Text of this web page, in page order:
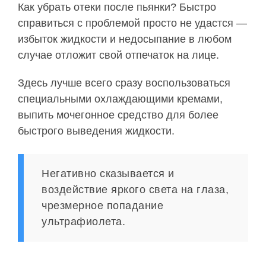
Как убрать отеки после пьянки? Быстро
справиться с проблемой просто не удастся —
избыток жидкости и недосыпание в любом
случае отложит свой отпечаток на лице.
Здесь лучше всего сразу воспользоваться
специальными охлаждающими кремами,
выпить мочегонное средство для более
быстрого выведения жидкости.
Негативно сказывается и
воздействие яркого света на глаза,
чрезмерное попадание
ультрафиолета.